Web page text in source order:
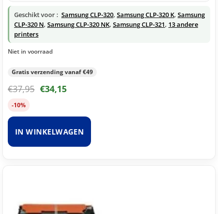
Geschikt voor : Samsung CLP-320, Samsung CLP-320 K, Samsung
CLP-320 N, Samsung CLP-320 NK, Samsung CLP-321, 13 andere
printers
Niet in voorraad
Gratis verzending vanaf €49
€37,95 €34,15
-10%
IN WINKELWAGEN